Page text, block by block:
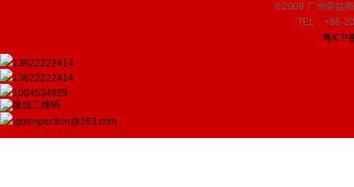
©2009 广州荣益
TEL：+86-
粤ICP
13622222414
13622222414
1004534929
gbinspection@163.com